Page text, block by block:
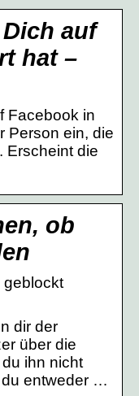
auf
hat –
Facebook in
Person ein, die
Erscheint die
ob
geblockt
dir der
über die
ihn nicht
entweder …